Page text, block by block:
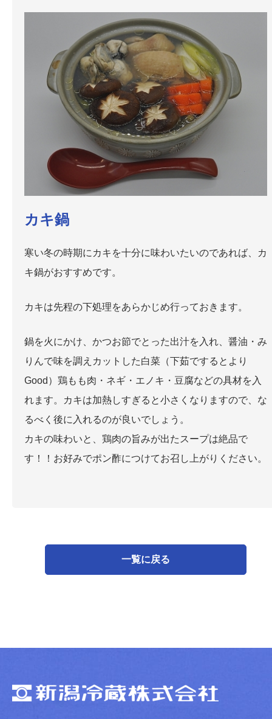
カキ鍋
寒い冬の時期にカキを十分に味わいたいのであれば、カ
キ鍋がおすすめです。
カキは先程の下処理をあらかじめ行っておきます。
鍋を火にかけ、かつお節でとった出汁を入れ、醤油・み
りんで味を調えカットした白菜（下茹でするとより
Good）鶏もも肉・ネギ・エノキ・豆腐などの具材を入
れます。カキは加熱しすぎると小さくなりますので、な
るべく後に入れるのが良いでしょう。
カキの味わいと、鶏肉の旨みが出たスープは絶品で
す！！お好みでポン酢につけてお召し上がりください。
一覧に戻る